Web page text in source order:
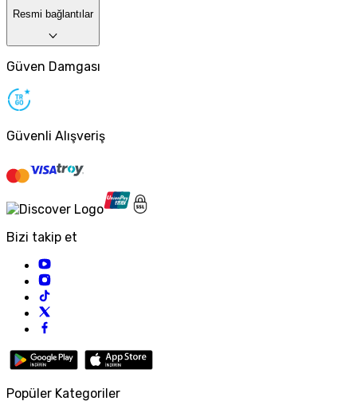
Resmi bağlantılar
Güven Damgası
Güvenli Alışveriş
Bizi takip et
Popüler Kategoriler